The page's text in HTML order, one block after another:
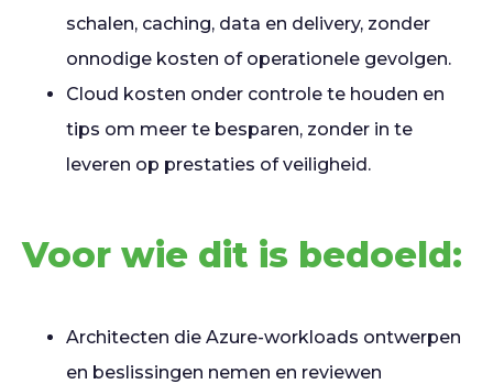
schalen, caching, data en delivery, zonder
onnodige kosten of operationele gevolgen.
Cloud kosten onder controle te houden en
tips om meer te besparen, zonder in te
leveren op prestaties of veiligheid.
Voor wie dit is bedoeld:
Architecten die Azure-workloads ontwerpen
en beslissingen nemen en reviewen